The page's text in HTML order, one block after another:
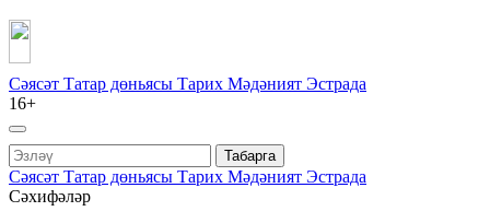
Сәясәт Татар дөньясы Тарих Мәдәният Эстрада
16+
Табарга
Сәясәт Татар дөньясы Тарих Мәдәният Эстрада
Сәхифәләр